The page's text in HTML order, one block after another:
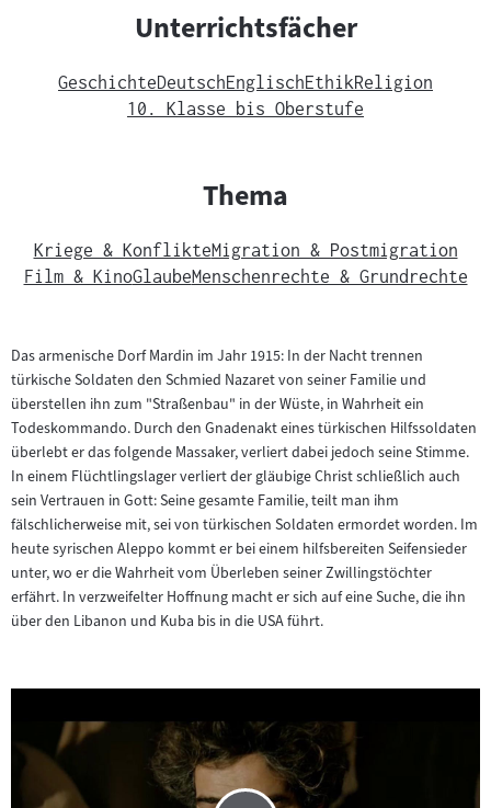
Unterrichtsfächer
GeschichteDeutschEnglischEthikReligion
10. Klasse bis Oberstufe
Thema
Kriege & KonflikteMigration & Postmigration
Film & KinoGlaubeMenschenrechte & Grundrechte
Das armenische Dorf Mardin im Jahr 1915: In der Nacht trennen
türkische Soldaten den Schmied Nazaret von seiner Familie und
überstellen ihn zum "Straßenbau" in der Wüste, in Wahrheit ein
Todeskommando. Durch den Gnadenakt eines türkischen Hilfssoldaten
überlebt er das folgende Massaker, verliert dabei jedoch seine Stimme.
In einem Flüchtlingslager verliert der gläubige Christ schließlich auch
sein Vertrauen in Gott: Seine gesamte Familie, teilt man ihm
fälschlicherweise mit, sei von türkischen Soldaten ermordet worden. Im
heute syrischen Aleppo kommt er bei einem hilfsbereiten Seifensieder
unter, wo er die Wahrheit vom Überleben seiner Zwillingstöchter
erfährt. In verzweifelter Hoffnung macht er sich auf eine Suche, die ihn
über den Libanon und Kuba bis in die USA führt.